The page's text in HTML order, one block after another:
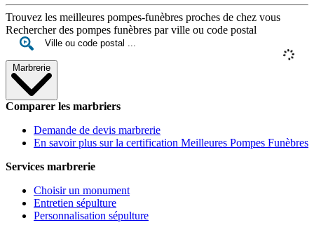
Trouvez les meilleures pompes-funèbres proches de chez vous
Rechercher des pompes funèbres par ville ou code postal
Marbrerie
Comparer les marbriers
Demande de devis marbrerie
En savoir plus sur la certification Meilleures Pompes Funèbres
Services marbrerie
Choisir un monument
Entretien sépulture
Personnalisation sépulture